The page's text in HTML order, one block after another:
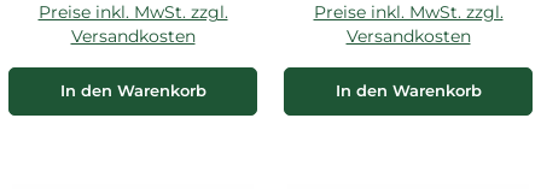
Preise inkl. MwSt. zzgl.
Versandkosten
In den Warenkorb
Preise inkl. MwSt. zzgl.
Versandkosten
In den Warenkorb